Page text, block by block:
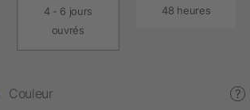
4 - 6 jours
ouvrés
48 heures
Couleur ?